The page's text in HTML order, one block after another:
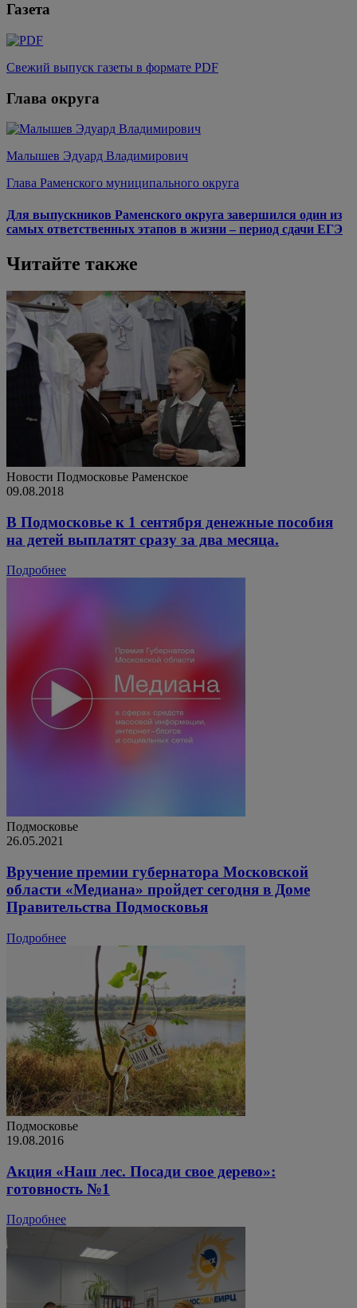
Газета
Свежий выпуск газеты в формате PDF
Глава округа
Малышев Эдуард Владимирович
Глава Раменского муниципального округа
Для выпускников Раменского округа завершился один из
самых ответственных этапов в жизни – период сдачи ЕГЭ
Читайте также
Новости Подмосковье Раменское
09.08.2018
В Подмосковье к 1 сентября денежные пособия
на детей выплатят сразу за два месяца.
Подробнее
Подмосковье
26.05.2021
Вручение премии губернатора Московской
области «Медиана» пройдет сегодня в Доме
Правительства Подмосковья
Подробнее
Подмосковье
19.08.2016
Акция «Наш лес. Посади свое дерево»:
готовность №1
Подробнее